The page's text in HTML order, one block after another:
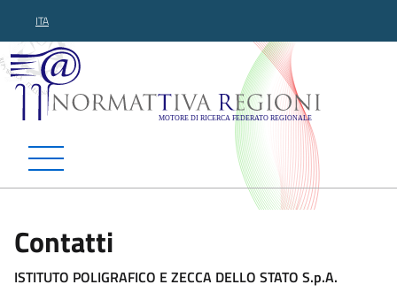
ITA
Normattiva Regioni -
Contatti
ISTITUTO POLIGRAFICO E ZECCA DELLO STATO S.p.A.